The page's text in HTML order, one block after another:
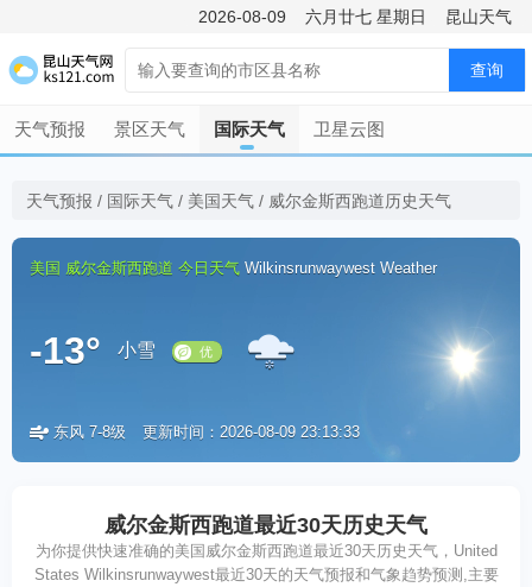
2026-08-09 六月廿七 星期日 昆山天气
查询
天气预报 景区天气 国际天气 卫星云图
天气预报 / 国际天气 / 美国天气 / 威尔金斯西跑道历史天气
美国 威尔金斯西跑道 今日天气 Wilkinsrunwaywest Weather
-13° 小雪
优
东风 7-8级 更新时间：2026-08-09 23:13:33
威尔金斯西跑道最近30天历史天气
为你提供快速准确的美国威尔金斯西跑道最近30天历史天气，United
States Wilkinsrunwaywest最近30天的天气预报和气象趋势预测,主要